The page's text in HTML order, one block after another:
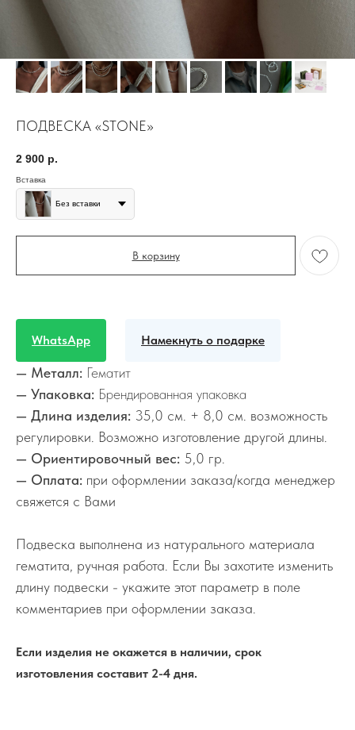
ПОДВЕСКА «STONE»
2 900 р.
Вставка
Без вставки
В корзину
WhatsApp Намекнуть о подарке
— Металл: Гематит
— Упаковка: Брендированная упаковка
— Длина изделия: 35,0 см. + 8,0 см. возможность
регулировки. Возможно изготовление другой длины.
— Ориентировочный вес: 5,0 гр.
— Оплата: при оформлении заказа/когда менеджер
свяжется с Вами
Подвеска выполнена из натурального материала
гематита, ручная работа. Если Вы захотите изменить
длину подвески - укажите этот параметр в поле
комментариев при оформлении заказа.
Если изделия не окажется в наличии, срок
изготовления составит 2-4 дня.